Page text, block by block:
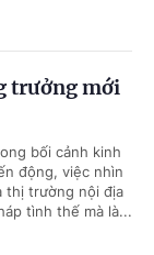
trưởng mới
bối cảnh kinh
động, việc nhìn
thị trường nội địa
tình thế mà là...